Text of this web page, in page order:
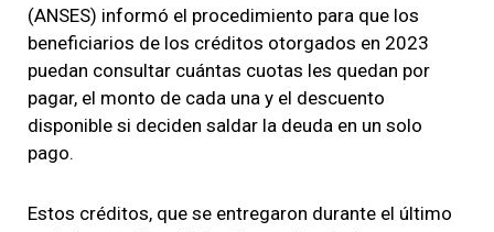
(ANSES) informó el procedimiento para que los
beneficiarios de los créditos otorgados en 2023
puedan consultar cuántas cuotas les quedan por
pagar, el monto de cada una y el descuento
disponible si deciden saldar la deuda en un solo
pago.
Estos créditos, que se entregaron durante el último